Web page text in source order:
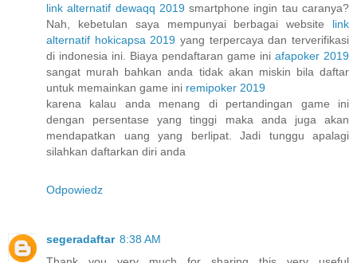
link alternatif dewaqq 2019smartphone ingin tau caranya?
Nah, kebetulan saya mempunyai berbagai website link
alternatif hokicapsa 2019 yang terpercaya dan terverifikasi
di indonesia ini. Biaya pendaftaran game ini afapoker 2019
sangat murah bahkan anda tidak akan miskin bila daftar
untuk memainkan game ini remipoker 2019
karena kalau anda menang di pertandingan game ini
dengan persentase yang tinggi maka anda juga akan
mendapatkan uang yang berlipat. Jadi tunggu apalagi
silahkan daftarkan diri anda
Odpowiedz
segeradaftar 8:38 AM